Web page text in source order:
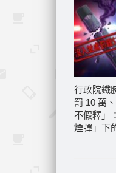
行政院鐵
罰 10 萬
不假釋」
煙彈」下